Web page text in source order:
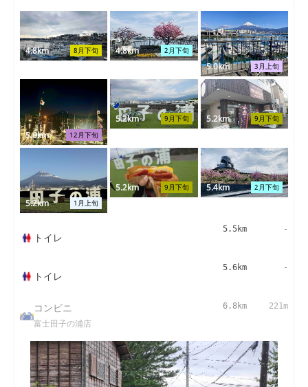
8月下旬
4.8km 2月下旬
4.8km
3月上旬
5.0km
12月下旬
5.0km
9月下旬
5.2km 9月下旬
5.2km
1月上旬
5.2km
9月下旬
5.2km 2月下旬
5.4km
トイレ
5.5km -
トイレ
5.6km -
コンビニ
富士田子の浦店
6.8km 221m